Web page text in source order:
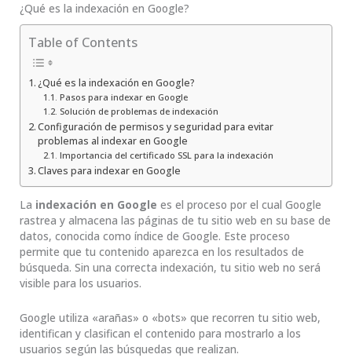
¿Qué es la indexación en Google?
Table of Contents
¿Qué es la indexación en Google?
Pasos para indexar en Google
Solución de problemas de indexación
Configuración de permisos y seguridad para evitar
problemas al indexar en Google
Importancia del certificado SSL para la indexación
Claves para indexar en Google
La indexación en Google es el proceso por el cual Google
rastrea y almacena las páginas de tu sitio web en su base de
datos, conocida como índice de Google. Este proceso
permite que tu contenido aparezca en los resultados de
búsqueda. Sin una correcta indexación, tu sitio web no será
visible para los usuarios.
Google utiliza «arañas» o «bots» que recorren tu sitio web,
identifican y clasifican el contenido para mostrarlo a los
usuarios según las búsquedas que realizan.